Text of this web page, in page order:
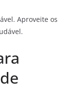
Aproveite os